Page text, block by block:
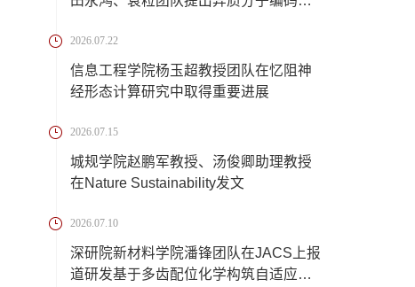
2026.07.22
信息工程学院杨玉超教授团队在忆阻神
经形态计算研究中取得重要进展
2026.07.15
城规学院赵鹏军教授、汤俊卿助理教授
在Nature Sustainability发文
2026.07.10
深研院新材料学院潘锋团队在JACS上报
道研发基于多齿配位化学构筑自适应离